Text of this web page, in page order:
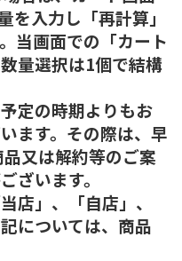
を入力し「再計算」
当画面での「カート
量選択は1個で結構
定の時期よりもお
ます。その際は、早
又は解約等のご案
ざいます。
店」、「自店」、
については、商品